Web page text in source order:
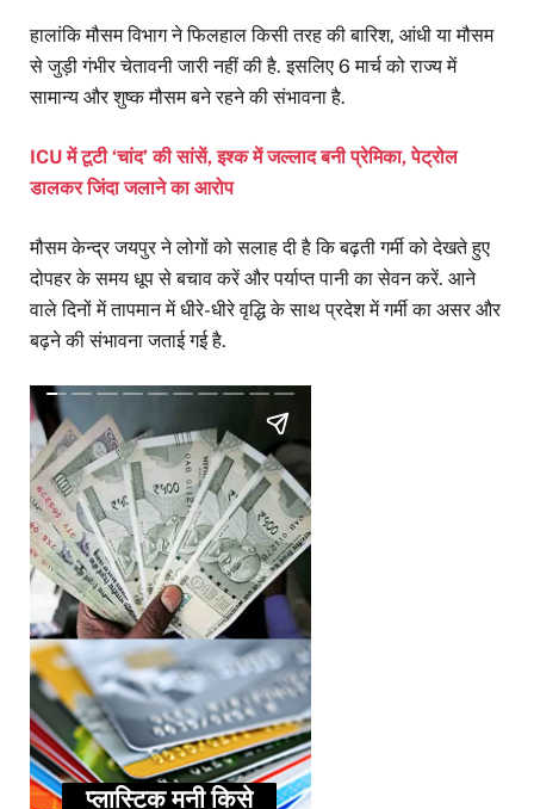
हालांकि मौसम विभाग ने फिलहाल किसी तरह की बारिश, आंधी या मौसम
से जुड़ी गंभीर चेतावनी जारी नहीं की है. इसलिए 6 मार्च को राज्य में
सामान्य और शुष्क मौसम बने रहने की संभावना है.
ICU में टूटी ‘चांद’ की सांसें, इश्क में जल्लाद बनी प्रेमिका, पेट्रोल
डालकर जिंदा जलाने का आरोप
मौसम केन्द्र जयपुर ने लोगों को सलाह दी है कि बढ़ती गर्मी को देखते हुए
दोपहर के समय धूप से बचाव करें और पर्याप्त पानी का सेवन करें. आने
वाले दिनों में तापमान में धीरे-धीरे वृद्धि के साथ प्रदेश में गर्मी का असर और
बढ़ने की संभावना जताई गई है.